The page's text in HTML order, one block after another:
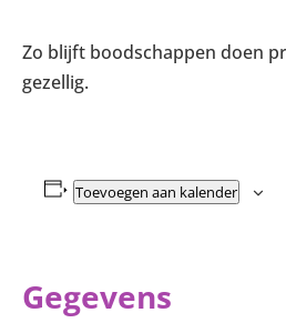
Zo blijft boodschappen doen
gezellig.
Toevoegen aan kalender
Gegevens